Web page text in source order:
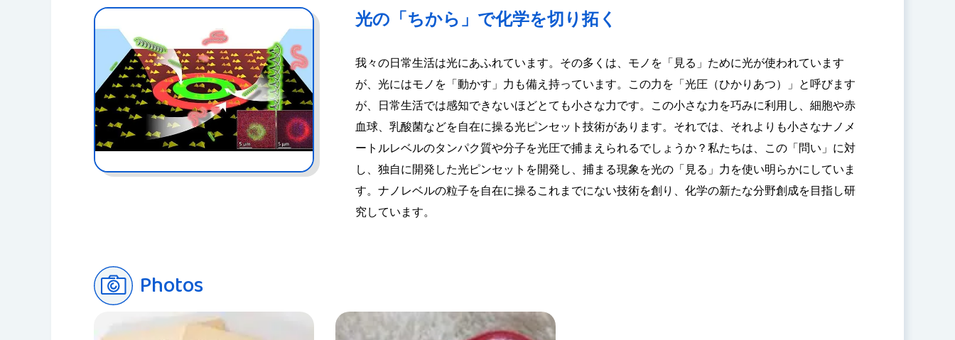
光の「ちから」で化学を切り拓く
我々の日常生活は光にあふれています。その多くは、モノを「見る」ために光が使われています
が、光にはモノを「動かす」力も備え持っています。この力を「光圧（ひかりあつ）」と呼びます
が、日常生活では感知できないほどとても小さな力です。この小さな力を巧みに利用し、細胞や赤
血球、乳酸菌などを自在に操る光ピンセット技術があります。それでは、それよりも小さなナノメ
ートルレベルのタンパク質や分子を光圧で捕まえられるでしょうか？私たちは、この「問い」に対
し、独自に開発した光ピンセットを開発し、捕まる現象を光の「見る」力を使い明らかにしていま
す。ナノレベルの粒子を自在に操るこれまでにない技術を創り、化学の新たな分野創成を目指し研
究しています。
Photos